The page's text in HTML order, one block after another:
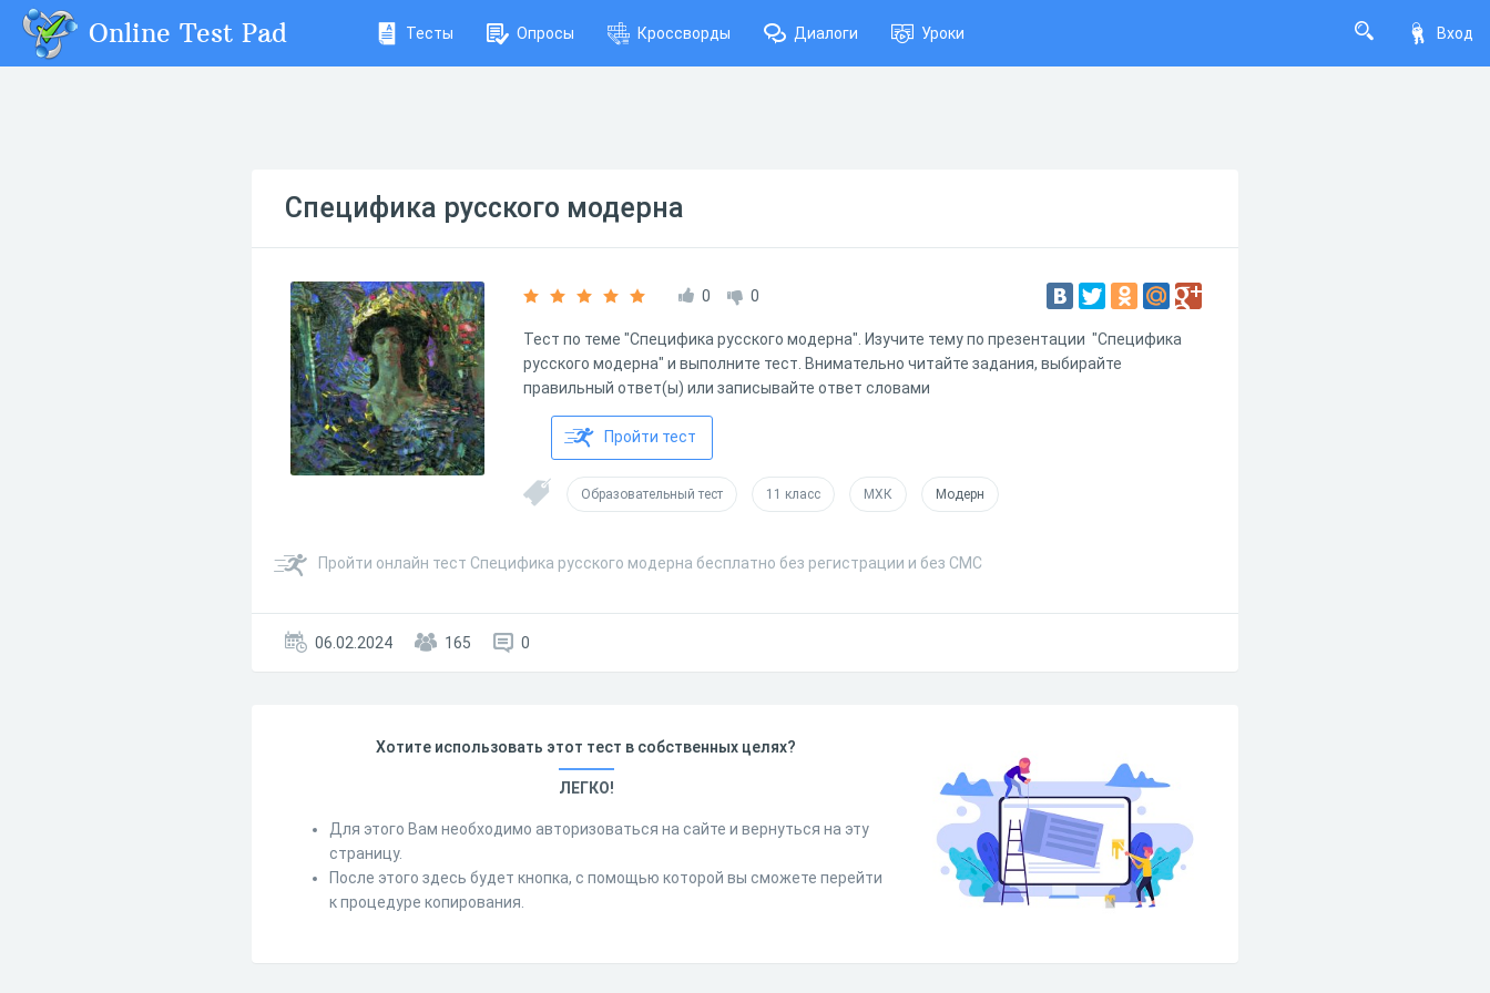
Вход
Online Test Pad Тесты Опросы Кроссворды Диалоги Уроки
Специфика русского модерна
0 0
Тест по теме "Специфика русского модерна". Изучите тему по презентации "Специфика
русского модерна" и выполните тест. Внимательно читайте задания, выбирайте
правильный ответ(ы) или записывайте ответ словами
Пройти тест
Образовательный тест 11 класс МХК Модерн
Пройти онлайн тест Специфика русского модерна бесплатно без регистрации и без СМС
06.02.2024 165 0
Хотите использовать этот тест в собственных целях?
ЛЕГКО!
Для этого Вам необходимо авторизоваться на сайте и вернуться на эту
страницу.
После этого здесь будет кнопка, с помощью которой вы сможете перейти
к процедуре копирования.